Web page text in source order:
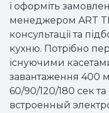
і оформіть
менеджером ART
консультації та
кухню. Потрібно
існуючими
завантаження 400
60/90/120/180 сек
встроенный